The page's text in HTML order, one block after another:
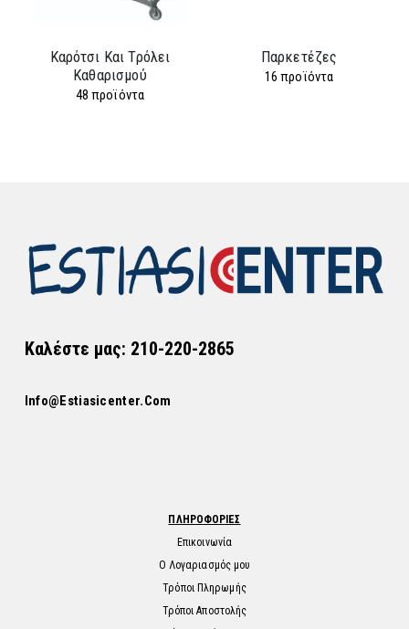
Καρότσι Και Τρόλει
Καθαρισμού
48 προϊόντα
Παρκετέζες
16 προϊόντα
Καλέστε μας: 210-220-2865
Info@estiasicenter.com
ΠΛΗΡΟΦΟΡΙΕΣ
Επικοινωνία
Ο Λογαριασμός μου
Τρόποι Πληρωμής
Τρόποι Αποστολής